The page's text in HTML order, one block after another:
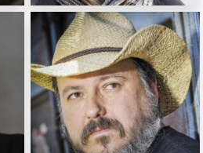
Scénariste (Espagne)
Curro Royo